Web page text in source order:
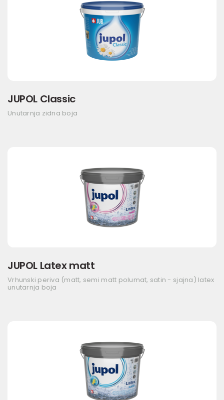
JUPOL Classic
Unutarnja zidna boja
JUPOL Latex matt
Vrhunski periva (matt, semi matt polumat, satin - sjajna) latex
unutarnja boja